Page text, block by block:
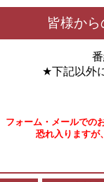
皆様か
★下記以外
フォーム・メールでの
恐れ入りますが